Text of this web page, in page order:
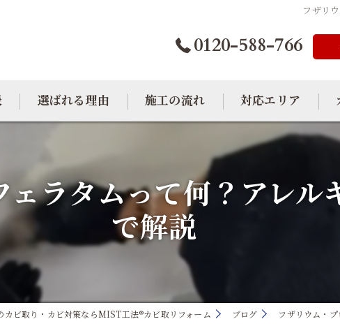
フザリ
0120-588-766
選ばれる理由 施工の流れ 対応エリア
大阪のカビ取り
東京のカビ取り
ェラタムって何？アレル
で解説
カビ取り・カビ対策ならMIST工法®カビ取リフォーム ブログ フザリウム・